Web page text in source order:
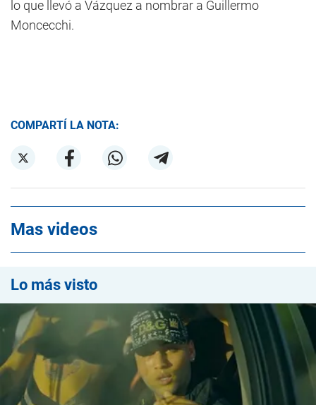
lo que llevó a Vázquez a nombrar a Guillermo
Moncecchi.
COMPARTÍ LA NOTA:
Mas videos
Lo más visto